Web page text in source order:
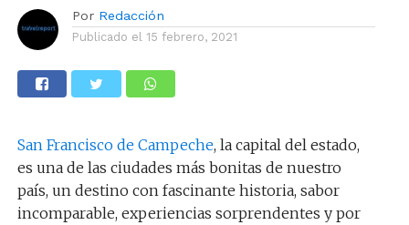
Por Redacción
Publicado el 15 febrero, 2021
San Francisco de Campeche, la capital del estado,
es una de las ciudades más bonitas de nuestro
país, un destino con fascinante historia, sabor
incomparable, experiencias sorprendentes y por